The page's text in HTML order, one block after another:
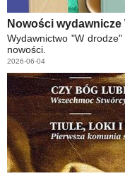
Nowości wydawnicze
Wydawnictwo "W
nowości.
2026-06-04